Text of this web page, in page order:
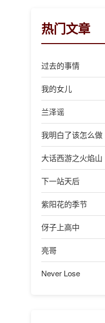
热门文章
过去的事情
我的女儿
兰泽谣
我明白了该怎么做
大话西游之火焰山
下一站天后
紫阳花的季节
伢子上高中
亮哥
Never Lose